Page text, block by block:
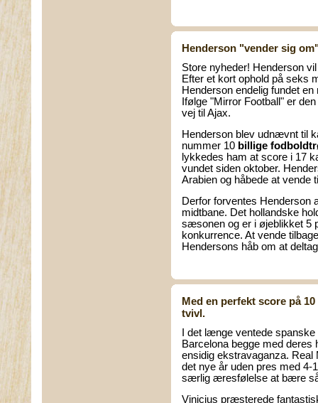
Henderson "vender sig
Store nyheder! Henderson
Efter et kort ophold på seks
Henderson endelig fundet
Ifølge "Mirror Football" er
vej til Ajax.
Henderson blev udnævnt til
nummer 10 billige
lykkedes ham at score i 17
vundet siden oktober.
Arabien og håbede at vende
Derfor forventes Henderson
midtbane. Det hollandske
sæsonen og er i øjeblikket 5
konkurrence. At vende
Hendersons håb om at
Med en perfekt score på
tvivl.
I det længe ventede
Barcelona begge med deres
ensidig ekstravaganza.
det nye år uden pres med 4-
særlig æresfølelse at bære
Vinicius præsterede